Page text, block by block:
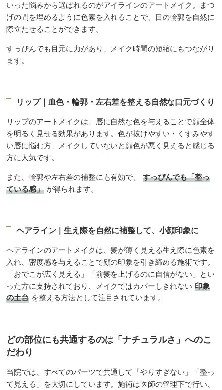
いった悩みから選ばれるのがアイラインのアートメイク。まつ
げの間を埋めるように色素を入れることで、目の輪郭を自然に
際立たせることができます。
すっぴんでも目元に力があり、メイク時間の短縮にもつながり
ます。
リップ｜血色・輪郭・左右差を整える自然な口元づくり
リップのアートメイクは、唇に自然な色を与えることで顔全体
を明るく見せる効果があります。色が抜けやすい・くすみやす
い唇に悩む方、メイクしていないと顔色が悪く見えると感じる
方に人気です。
また、輪郭や左右差の補整にも有効で、
すっぴんでも「整っ
ている感」 が得られます。
ヘアライン｜生え際を自然に補整して、小顔印象に
ヘアラインのアートメイクは、髪が薄く見える生え際に色素を
入れ、密度感を与えることで顔の印象を引き締める施術です。
「おでこが広く見える」「前髪を上げるのに自信がない」とい
った方に支持されており、メイクではカバーしきれない 印象
の土台 を整える方法として注目されています。
どの部位にも共通するのは「ナチュラルさ」へのこ
だわり
当院では、すべてのパーツで共通して「やりすぎない」「整っ
て見える」を大切にしています。施術は医師の管理下で行い、